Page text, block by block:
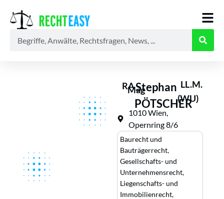
RA
MagStephan
PÖTSCHER
LL.M.
(WU)
1010 Wien,
Opernring 8/6
Baurecht und
Bauträgerrecht,
Gesellschafts- und
Unternehmensrecht,
Liegenschafts- und
Immobilienrecht,